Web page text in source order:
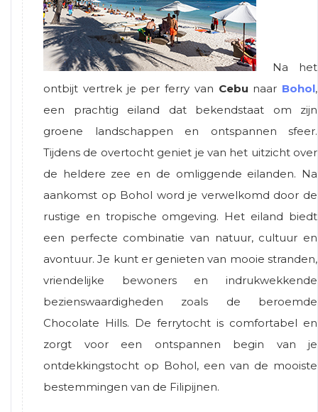
Na het
ontbijt vertrek je per ferry van Cebu naar Bohol,
een prachtig eiland dat bekendstaat om zijn
groene landschappen en ontspannen sfeer.
Tijdens de overtocht geniet je van het uitzicht over
de heldere zee en de omliggende eilanden. Na
aankomst op Bohol word je verwelkomd door de
rustige en tropische omgeving. Het eiland biedt
een perfecte combinatie van natuur, cultuur en
avontuur. Je kunt er genieten van mooie stranden,
vriendelijke bewoners en indrukwekkende
bezienswaardigheden zoals de beroemde
Chocolate Hills. De ferrytocht is comfortabel en
zorgt voor een ontspannen begin van je
ontdekkingstocht op Bohol, een van de mooiste
bestemmingen van de Filipijnen.